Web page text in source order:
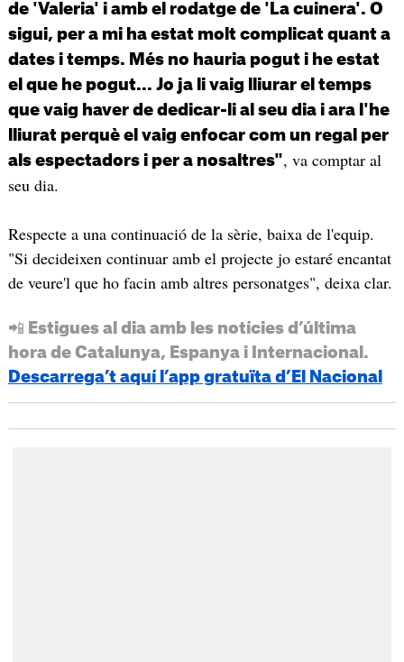
de 'Valeria' i amb el rodatge de 'La cuinera'. O
sigui, per a mi ha estat molt complicat quant a
dates i temps. Més no hauria pogut i he estat
el que he pogut... Jo ja li vaig lliurar el temps
que vaig haver de dedicar-li al seu dia i ara l'he
lliurat perquè el vaig enfocar com un regal per
als espectadors i per a nosaltres", va comptar al
seu dia.
Respecte a una continuació de la sèrie, baixa de l'equip.
"Si decideixen continuar amb el projecte jo estaré encantat
de veure'l que ho facin amb altres personatges", deixa clar.
📲 Estigues al dia amb les notícies d’última
hora de Catalunya, Espanya i Internacional.
Descarrega’t aquí l’app gratuïta d’El Nacional